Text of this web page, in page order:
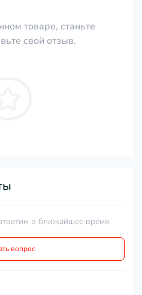
товаре, станьте
свой отзыв.
в ближайшее время.
вопрос